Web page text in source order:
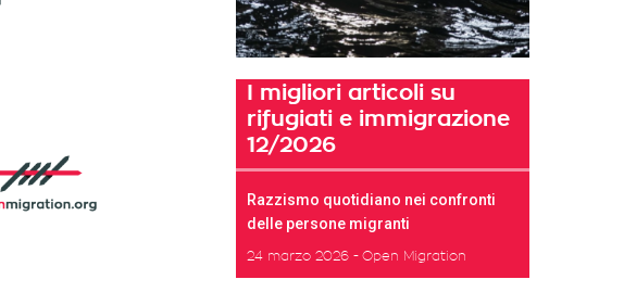
I migliori articoli su
rifugiati e immigrazione
12/2026
Razzismo quotidiano nei confronti
delle persone migranti
24 marzo 2026 Open Migration